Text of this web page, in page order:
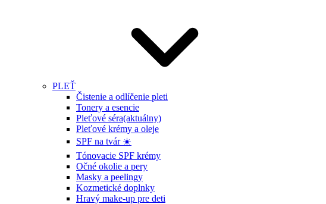
PLEŤ
Čistenie a odlíčenie pleti
Tonery a esencie
Pleťové séra(aktuálny)
Pleťové krémy a oleje
SPF na tvár ☀️
Tónovacie SPF krémy
Očné okolie a pery
Masky a peelingy
Kozmetické doplnky
Hravý make-up pre deti